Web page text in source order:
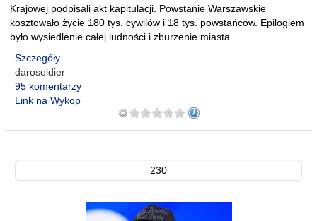
Krajowej podpisali akt kapitulacji. Powstanie Warszawskie
kosztowało życie 180 tys. cywilów i 18 tys. powstańców. Epilogiem
było wysiedlenie całej ludności i zburzenie miasta.
Szczegóły
darosoldier
95 komentarzy
Link na Wykop
230